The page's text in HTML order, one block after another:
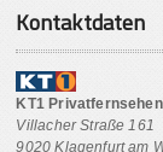
Kontaktdaten
KT1 Privatfernsehen
Villacher Straße 161
9020 Klagenfurt am